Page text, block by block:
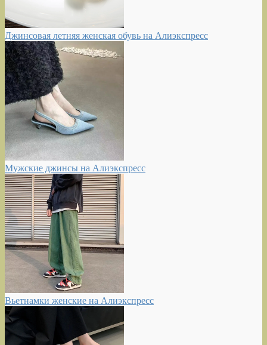
Джинсовая летняя женская обувь на Алиэкспресс
Мужские джинсы на Алиэкспресс
Вьетнамки женские на Алиэкспресс